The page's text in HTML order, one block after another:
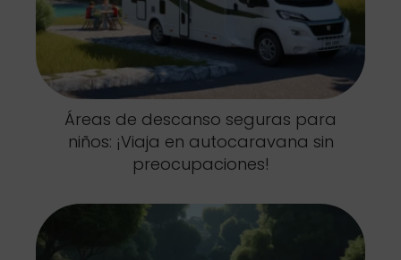
Áreas de descanso seguras para
niños: ¡Viaja en autocaravana sin
preocupaciones!